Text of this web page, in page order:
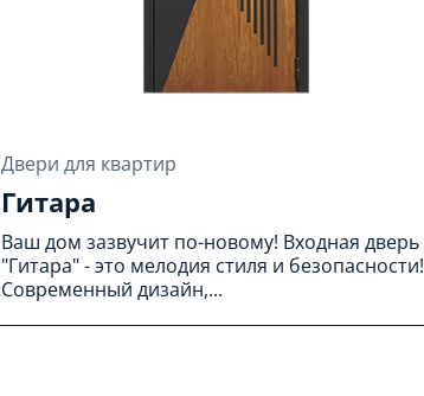
Двери для квартир
Гитара
Ваш дом зазвучит по-новому! Входная дверь
"Гитара" - это мелодия стиля и безопасности!
Современный дизайн,...